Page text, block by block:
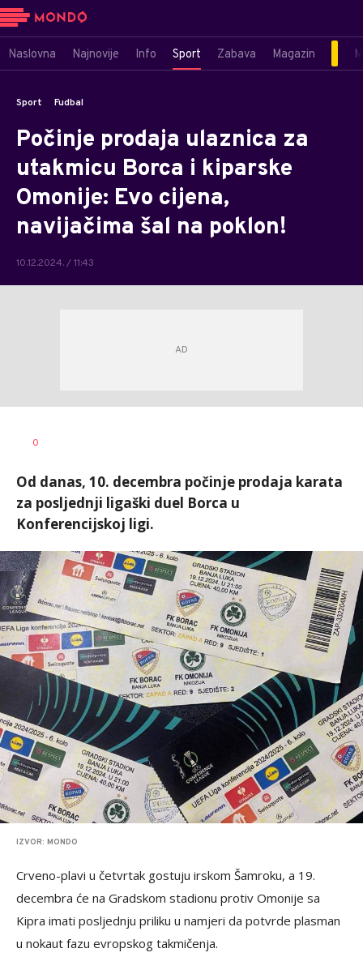
Naslovna Najnovije Info Sport Zabava Magazin
Sport Fudbal
Počinje prodaja ulaznica za
utakmicu Borca i kiparske
Omonije: Evo cijena,
navijačima šal na poklon!
10.12.2024. / 11:43
AUTOR
0
Od danas, 10. decembra počinje prodaja karata
za posljednji ligaški duel Borca u
Konferencijskoj ligi.
IZVOR: MONDO
Crveno-plavi u četvrtak gostuju irskom Šamroku, a 19.
decembra će na Gradskom stadionu protiv Omonije sa
Kipra imati posljednju priliku u namjeri da potvrde plasman
u nokaut fazu evropskog takmičenja.